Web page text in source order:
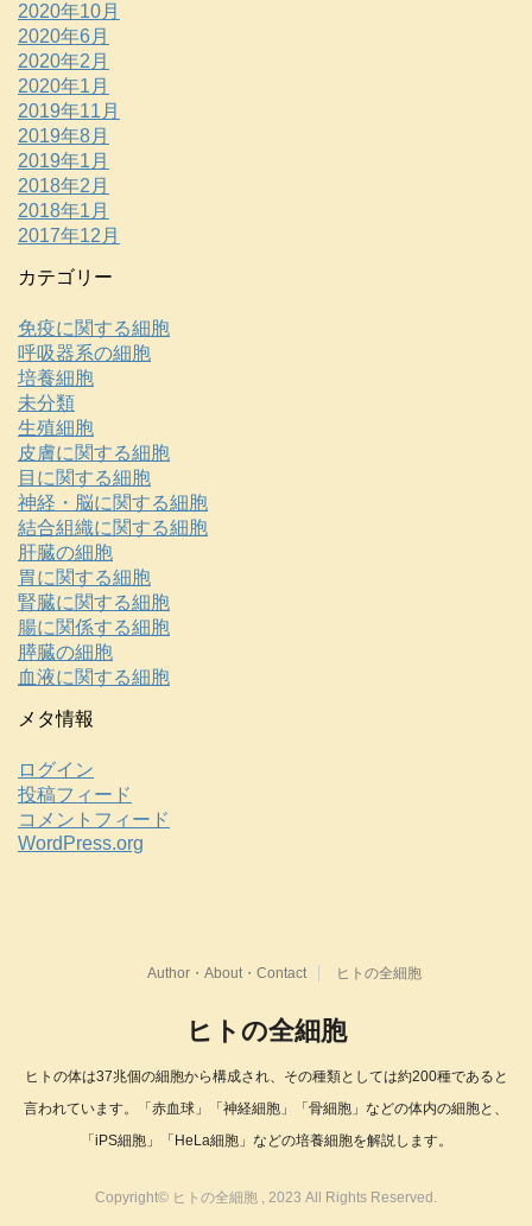
2020年10月
2020年6月
2020年2月
2020年1月
2019年11月
2019年8月
2019年1月
2018年2月
2018年1月
2017年12月
カテゴリー
免疫に関する細胞
呼吸器系の細胞
培養細胞
未分類
生殖細胞
皮膚に関する細胞
目に関する細胞
神経・脳に関する細胞
結合組織に関する細胞
肝臓の細胞
胃に関する細胞
腎臓に関する細胞
腸に関係する細胞
膵臓の細胞
血液に関する細胞
メタ情報
ログイン
投稿フィード
コメントフィード
WordPress.org
Author・About・Contact ヒトの全細胞
ヒトの全細胞
ヒトの体は37兆個の細胞から構成され、その種類としては約200種であると
言われています。「赤血球」「神経細胞」「骨細胞」などの体内の細胞と、
「iPS細胞」「HeLa細胞」などの培養細胞を解説します。
Copyright© ヒトの全細胞 , 2023 All Rights Reserved.